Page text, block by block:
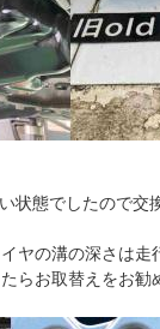
状態でしたので交
ヤの溝の深さは走
らお取替えをお勧